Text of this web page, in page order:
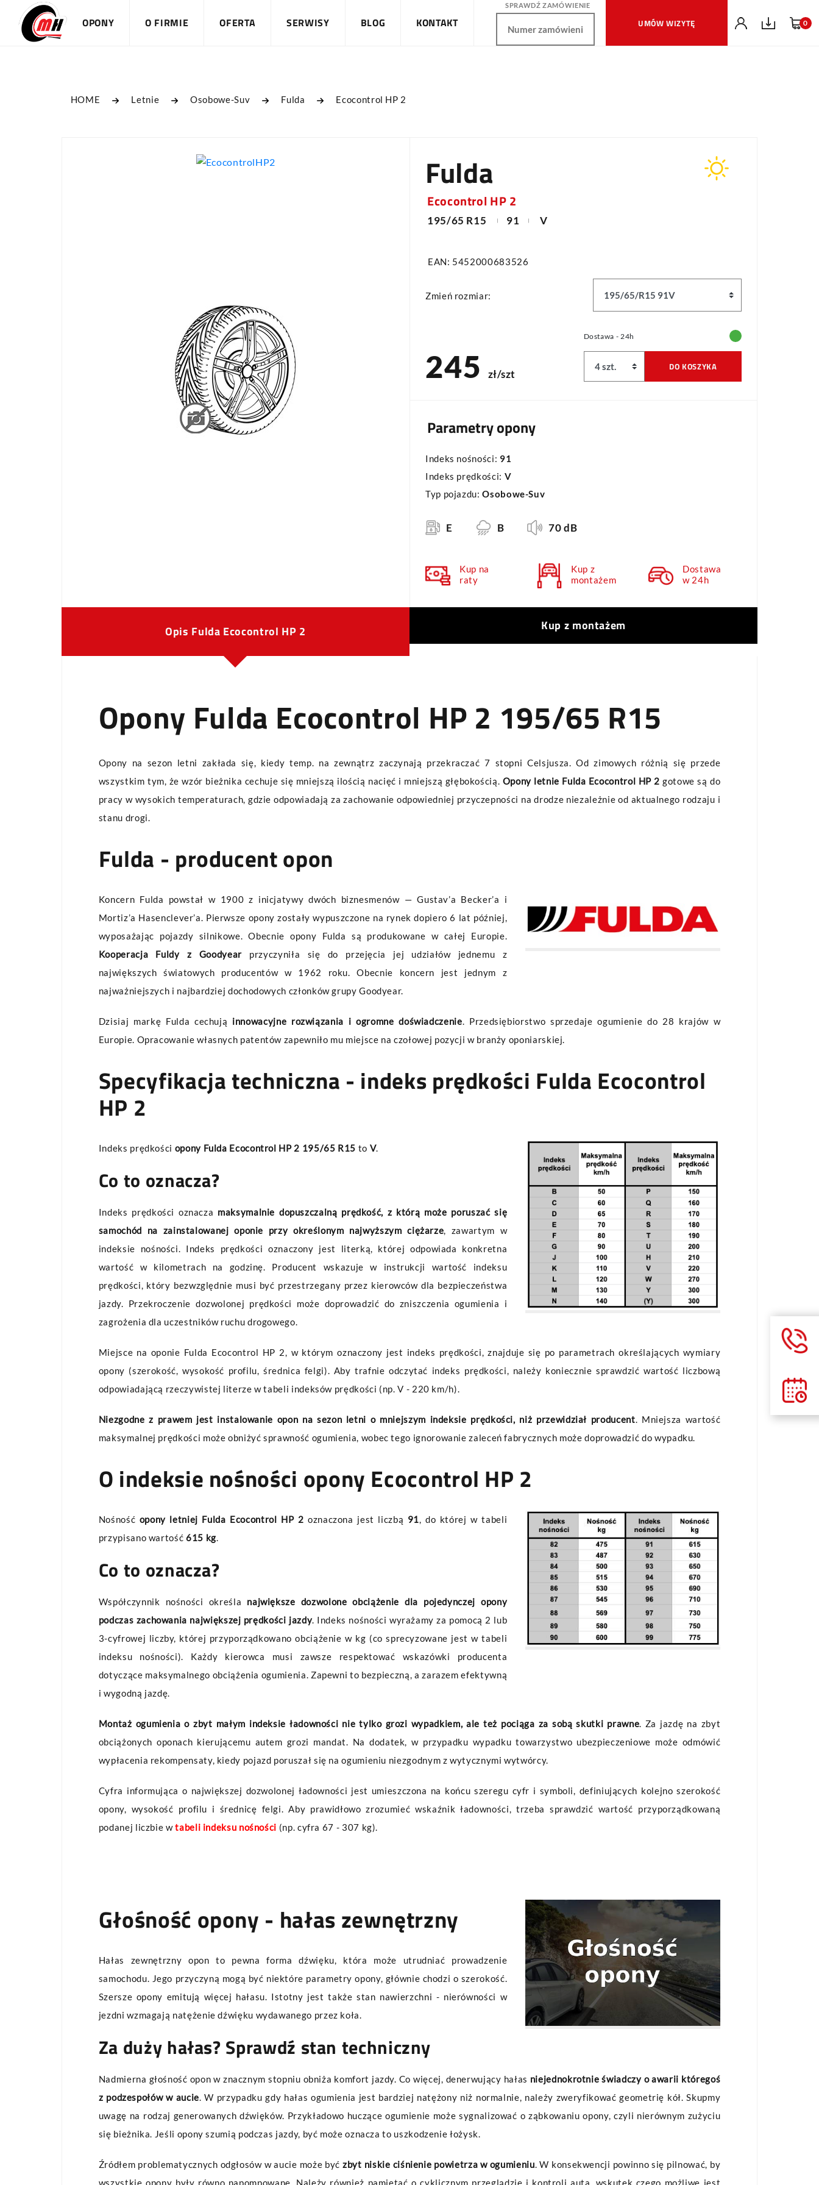
OPONY O FIRMIE OFERTA SERWISY BLOG KONTAKT
SPRAWDŹ ZAMÓWIENIE
UMÓW WIZYTĘ 0
HOME Letnie Osobowe-Suv Fulda Ecocontrol HP 2
Fulda
Ecocontrol HP 2
195/65 R15 91 V
EAN: 5452000683526
Zmień rozmiar:
245 zł/szt
Dostawa - 24h
DO KOSZYKA
Parametry opony
Indeks nośności: 91
Indeks prędkości: V
Typ pojazdu:Osobowe-Suv
E B 70 dB
Kup na
raty
Kup z
montażem
Dostawa
w 24h
Opis Fulda Ecocontrol HP 2 Kup z montażem
Opony Fulda Ecocontrol HP 2 195/65 R15
Opony na sezon letni zakłada się, kiedy temp. na zewnątrz zaczynają przekraczać 7 stopni Celsjusza. Od zimowych różnią się przede
wszystkim tym, że wzór bieżnika cechuje się mniejszą ilością nacięć i mniejszą głębokością. Opony letnie Fulda Ecocontrol HP 2 gotowe są do
pracy w wysokich temperaturach, gdzie odpowiadają za zachowanie odpowiedniej przyczepności na drodze niezależnie od aktualnego rodzaju i
stanu drogi.
Fulda - producent opon
Koncern Fulda powstał w 1900 z inicjatywy dwóch biznesmenów — Gustav’a Becker’a i
Mortiz’a Hasenclever’a. Pierwsze opony zostały wypuszczone na rynek dopiero 6 lat później,
wyposażając pojazdy silnikowe. Obecnie opony Fulda są produkowane w całej Europie.
Kooperacja Fuldy z Goodyear przyczyniła się do przejęcia jej udziałów jednemu z
największych światowych producentów w 1962 roku. Obecnie koncern jest jednym z
najważniejszych i najbardziej dochodowych członków grupy Goodyear.
Dzisiaj markę Fulda cechują innowacyjne rozwiązania i ogromne doświadczenie. Przedsiębiorstwo sprzedaje ogumienie do 28 krajów w
Europie. Opracowanie własnych patentów zapewniło mu miejsce na czołowej pozycji w branży oponiarskiej.
Specyfikacja techniczna - indeks prędkości Fulda Ecocontrol
HP 2
Indeks prędkości opony Fulda Ecocontrol HP 2 195/65 R15 to V.
Co to oznacza?
Indeks prędkości oznacza maksymalnie dopuszczalną prędkość, z którą może poruszać się
samochód na zainstalowanej oponie przy określonym najwyższym ciężarze, zawartym w
indeksie nośności. Indeks prędkości oznaczony jest literką, której odpowiada konkretna
wartość w kilometrach na godzinę. Producent wskazuje w instrukcji wartość indeksu
prędkości, który bezwzględnie musi być przestrzegany przez kierowców dla bezpieczeństwa
jazdy. Przekroczenie dozwolonej prędkości może doprowadzić do zniszczenia ogumienia i
zagrożenia dla uczestników ruchu drogowego.
Miejsce na oponie Fulda Ecocontrol HP 2, w którym oznaczony jest indeks prędkości, znajduje się po parametrach określających wymiary
opony (szerokość, wysokość profilu, średnica felgi). Aby trafnie odczytać indeks prędkości, należy koniecznie sprawdzić wartość liczbową
odpowiadającą rzeczywistej literze w tabeli indeksów prędkości (np. V - 220 km/h).
Niezgodne z prawem jest instalowanie opon na sezon letni o mniejszym indeksie prędkości, niż przewidział producent. Mniejsza wartość
maksymalnej prędkości może obniżyć sprawność ogumienia, wobec tego ignorowanie zaleceń fabrycznych może doprowadzić do wypadku.
O indeksie nośności opony Ecocontrol HP 2
Nośność opony letniej Fulda Ecocontrol HP 2 oznaczona jest liczbą 91, do której w tabeli
przypisano wartość 615 kg.
Co to oznacza?
Współczynnik nośności określa największe dozwolone obciążenie dla pojedynczej opony
podczas zachowania największej prędkości jazdy. Indeks nośności wyrażamy za pomocą 2 lub
3-cyfrowej liczby, której przyporządkowano obciążenie w kg (co sprecyzowane jest w tabeli
indeksu nośności). Każdy kierowca musi zawsze respektować wskazówki producenta
dotyczące maksymalnego obciążenia ogumienia. Zapewni to bezpieczną, a zarazem efektywną
i wygodną jazdę.
Montaż ogumienia o zbyt małym indeksie ładowności nie tylko grozi wypadkiem, ale też pociąga za sobą skutki prawne. Za jazdę na zbyt
obciążonych oponach kierującemu autem grozi mandat. Na dodatek, w przypadku wypadku towarzystwo ubezpieczeniowe może odmówić
wypłacenia rekompensaty, kiedy pojazd poruszał się na ogumieniu niezgodnym z wytycznymi wytwórcy.
Cyfra informująca o największej dozwolonej ładowności jest umieszczona na końcu szeregu cyfr i symboli, definiujących kolejno szerokość
opony, wysokość profilu i średnicę felgi. Aby prawidłowo zrozumieć wskaźnik ładowności, trzeba sprawdzić wartość przyporządkowaną
podanej liczbie wtabeli indeksu nośności (np. cyfra 67 - 307 kg).
Głośność opony - hałas zewnętrzny
Hałas zewnętrzny opon to pewna forma dźwięku, która może utrudniać prowadzenie
samochodu. Jego przyczyną mogą być niektóre parametry opony, głównie chodzi o szerokość.
Szersze opony emitują więcej hałasu. Istotny jest także stan nawierzchni - nierówności w
jezdni wzmagają natężenie dźwięku wydawanego przez koła.
Za duży hałas? Sprawdź stan techniczny
Nadmierna głośność opon w znacznym stopniu obniża komfort jazdy. Co więcej, denerwujący hałas niejednokrotnie świadczy o awarii któregoś
z podzespołów w aucie. W przypadku gdy hałas ogumienia jest bardziej natężony niż normalnie, należy zweryfikować geometrię kół. Skupmy
uwagę na rodzaj generowanych dźwięków. Przykładowo huczące ogumienie może sygnalizować o ząbkowaniu opony, czyli nierównym zużyciu
się bieżnika. Jeśli opony szumią podczas jazdy, być może oznacza to uszkodzenie łożysk.
Źródłem problematycznych odgłosów w aucie może byćzbyt niskie ciśnienie powietrza w ogumieniu. W konsekwencji powinno się pilnować, by
wszystkie opony były równo napompowane. Należy również pamiętać o cyklicznym przeglądzie i kontroli auta, wskutek czego możliwe jest